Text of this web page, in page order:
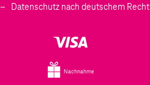
Datenschutz nach deutschem Recht
Nachnahme